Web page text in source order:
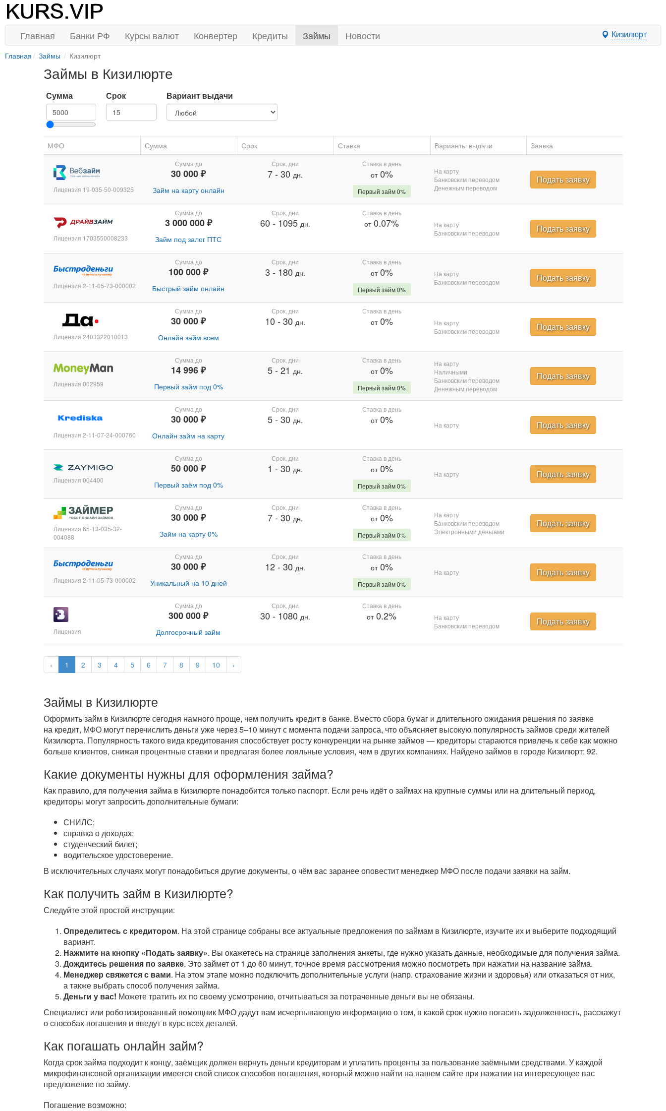
Главная Банки РФ Курсы валют Конвертер Кредиты Займы Новости Кизилюрт
Главная Займы Кизилюрт
Займы в Кизилюрте
Сумма Срок Вариант выдачи
МФО Сумма Срок Ставка Варианты выдачи Заявка
‹ 1 2 3 4 5 6 7 8 9 10 ›
Лицензия 19-035-50-009325
Сумма до
30 000 ₽
Займ на карту онлайн
Срок, дни
7- 30 дн.
Ставка в день
от0%
Первый займ 0%
На карту
Банковским переводом
Денежным переводом
Подать заявку
Лицензия 1703550008233
Сумма до
3 000 000 ₽
Займ под залог ПТС
Срок, дни
60 - 1095 дн.
Ставка в день
от0.07%
На карту
Банковским переводом
Подать заявку
Лицензия 2-11-05-73-000002
Сумма до
100 000 ₽
Быстрый займ онлайн
Срок, дни
3 - 180 дн.
Ставка в день
от0%
Первый займ 0%
На карту
Банковским переводом
Подать заявку
Лицензия 2403322010013
Сумма до
30 000 ₽
Онлайн займ всем
Срок, дни
10 - 30 дн.
Ставка в день
от0%
На карту
Банковским переводом
Подать заявку
Лицензия 002959
Сумма до
14 996 ₽
Первый займ под 0%
Срок, дни
5- 21 дн.
Ставка в день
от0%
Первый займ 0%
На карту
Наличными
Банковским переводом
Денежным переводом
Подать заявку
Лицензия 2-11-07-24-000760
Сумма до
30 000 ₽
Онлайн займ на карту
Срок, дни
5- 30 дн.
Ставка в день
от0% На карту Подать заявку
Лицензия 004400
Сумма до
50 000 ₽
Первый заём под 0%
Срок, дни
1 - 30 дн.
Ставка в день
от0%
Первый займ 0%
На карту Подать заявку
Лицензия 65-13-035-32-
004088
Сумма до
30 000 ₽
Займ на карту 0%
Срок, дни
7- 30 дн.
Ставка в день
от0%
Первый займ 0%
На карту
Банковским переводом
Электронными деньгами
Подать заявку
Лицензия 2-11-05-73-000002
Сумма до
30 000 ₽
Уникальный на 10 дней
Срок, дни
12- 30 дн.
Ставка в день
от0%
Первый займ 0%
На карту Подать заявку
Лицензия
Сумма до
300 000 ₽
Долгосрочный займ
Срок, дни
30 - 1080 дн.
Ставка в день
от0.2%
На карту
Банковским переводом
Подать заявку
Займы в Кизилюрте
Оформить займ в Кизилюрте сегодня намного проще, чем получить кредит в банке. Вместо сбора бумаг и длительного ожидания решения по заявке
на кредит, МФО могут перечислить деньги уже через 5–10 минут с момента подачи запроса, что объясняет высокую популярность займов среди жителей
Кизилюрта. Популярность такого вида кредитования способствует росту конкуренции на рынке займов — кредиторы стараются привлечь к себе как можно
больше клиентов, снижая процентные ставки и предлагая более лояльные условия, чем в других компаниях. Найдено займов в городе Кизилюрт: 92.
Какие документы нужны для оформления займа?
Как правило, для получения займа в Кизилюрте понадобится только паспорт. Если речь идёт о займах на крупные суммы или на длительный период,
кредиторы могут запросить дополнительные бумаги:
СНИЛС;
справка о доходах;
студенческий билет;
водительское удостоверение.
В исключительных случаях могут понадобиться другие документы, о чём вас заранее оповестит менеджер МФО после подачи заявки на займ.
Как получить займ в Кизилюрте?
Следуйте этой простой инструкции:
Определитесь с кредитором. На этой странице собраны все актуальные предложения по займам в Кизилюрте, изучите их и выберите подходящий
вариант.
Нажмите на кнопку «Подать заявку». Вы окажетесь на странице заполнения анкеты, где нужно указать данные, необходимые для получения займа.
Дождитесь решения по заявке. Это займет от 1 до 60 минут, точное время рассмотрения можно посмотреть при нажатии на название займа.
Менеджер свяжется с вами. На этом этапе можно подключить дополнительные услуги (напр. страхование жизни и здоровья) или отказаться от них,
а также выбрать способ получения займа.
Деньги у вас! Можете тратить их по своему усмотрению, отчитываться за потраченные деньги вы не обязаны.
Специалист или роботизированный помощник МФО дадут вам исчерпывающую информацию о том, в какой срок нужно погасить задолженность, расскажут
о способах погашения и введут в курс всех деталей.
Как погашать онлайн займ?
Когда срок займа подходит к концу, заёмщик должен вернуть деньги кредиторам и уплатить проценты за пользование заёмными средствами. У каждой
микрофинансовой организации имеется свой список способов погашения, который можно найти на нашем сайте при нажатии на интересующее вас
предложение по займу.
Погашение возможно: